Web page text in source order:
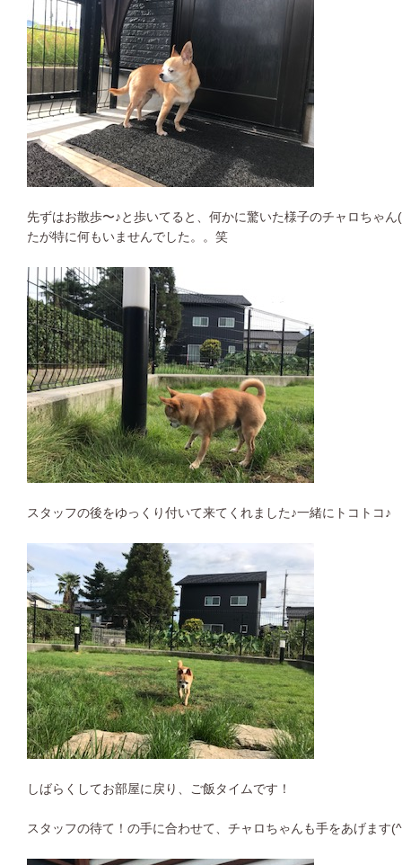
先ずはお散歩〜♪と歩いてると、何かに驚いた様子のチャロちゃ
たが特に何もいませんでした。。笑
スタッフの後をゆっくり付いて来てくれました♪一緒にトコトコ♪
しばらくしてお部屋に戻り、ご飯タイムです！
スタッフの待て！の手に合わせて、チャロちゃんも手をあげます